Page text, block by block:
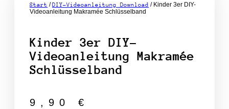
Start / DIY-Videoanleitung Download / Kinder 3er DIY-
Videoanleitung Makramée Schlüsselband
Kinder 3er DIY-
Videoanleitung Makramée
Schlüsselband
9,90 €